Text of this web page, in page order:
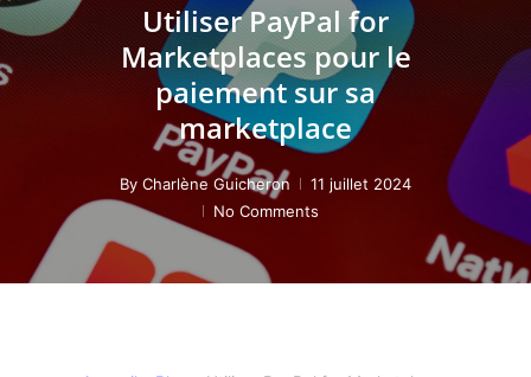
Utiliser PayPal for
Marketplaces pour le
paiement sur sa
marketplace
By Charlène Guicheron
11 juillet 2024
No Comments